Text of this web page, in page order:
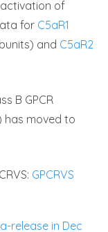
of
for C5aR1
and C5aR2
B GPCR
has moved to
GPCRVS
release in Dec